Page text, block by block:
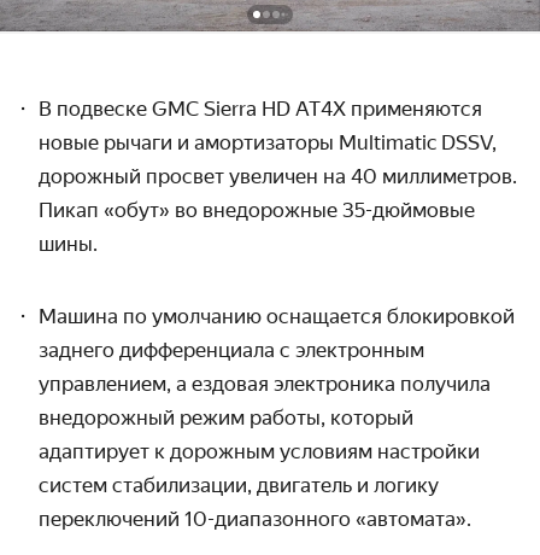
В подвеске GMC Sierra HD AT4X применяются
новые рычаги и амортизаторы Multimatic DSSV,
дорожный просвет увеличен на 40 миллиметров.
Пикап «обут» во внедорожные 35-дюймовые
шины.
Машина по умолчанию оснащается блокировкой
заднего дифференциала с электронным
управлением, а ездовая электроника получила
внедорожный режим работы, который
адаптирует к дорожным условиям настройки
систем стабилизации, двигатель и логику
переключений 10-диапазонного «автомата».